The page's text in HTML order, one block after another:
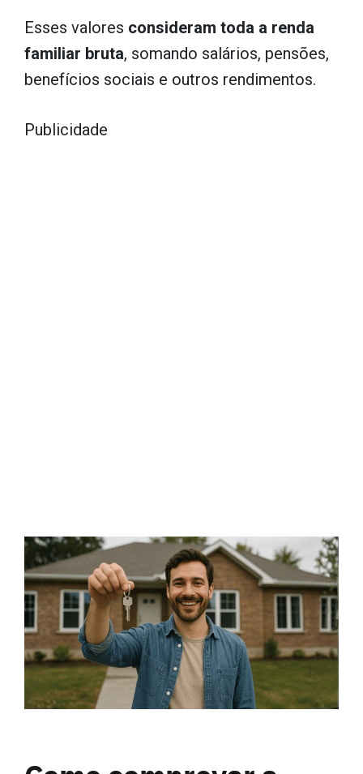
Esses valores consideram toda a renda
familiar bruta, somando salários, pensões,
benefícios sociais e outros rendimentos.
Publicidade